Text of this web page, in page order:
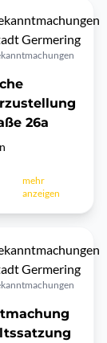
Germering
26a
mehr
anzeigen
Germering